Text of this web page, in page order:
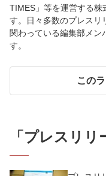
TIMES」等を運営する株
す。日々多数のプレスリ
関わっている編集部メン
す。
この
「プレスリリ